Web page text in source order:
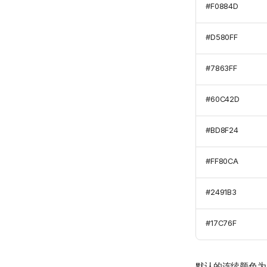
#F0884D
#D580FF
#7863FF
#60C42D
#BD8F24
#FF80CA
#2491B3
#17C76F